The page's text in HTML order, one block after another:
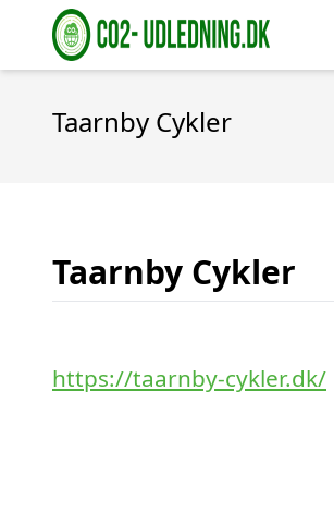
Taarnby Cykler
Taarnby Cykler
https://taarnby-cykler.dk/